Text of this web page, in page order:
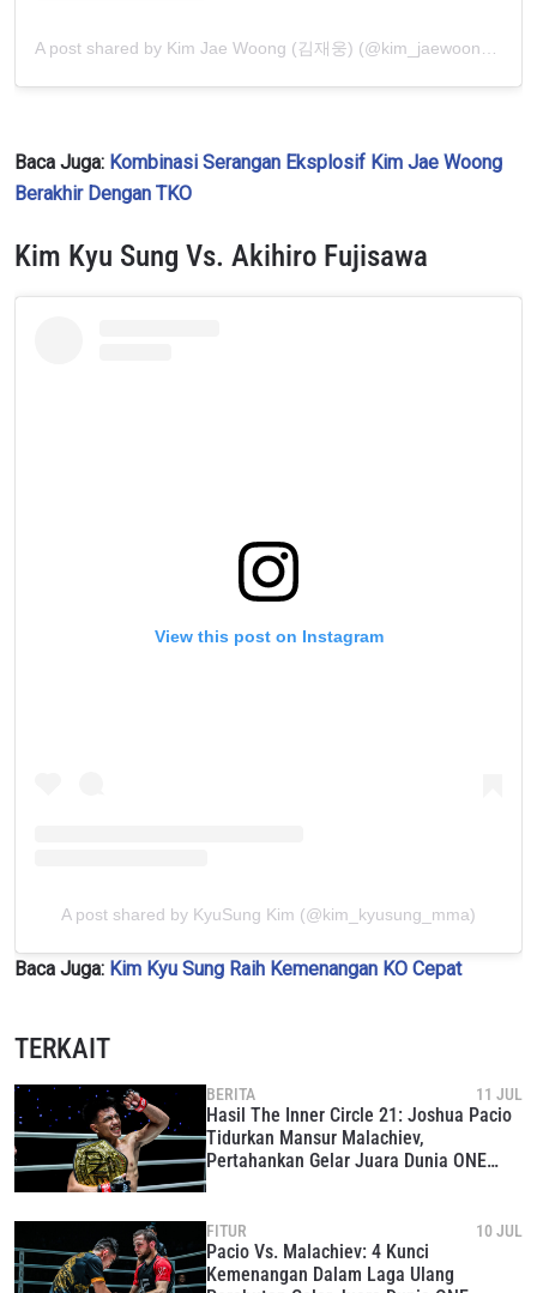
Baca Juga: Kombinasi Serangan Eksplosif Kim Jae Woong
Berakhir Dengan TKO
Kim Kyu Sung Vs. Akihiro Fujisawa
View this post on Instagram
A post shared by KyuSung Kim (@kim_kyusung_mma)
Baca Juga: Kim Kyu Sung Raih Kemenangan KO Cepat
TERKAIT
BERITA 11 JUL
Hasil The Inner Circle 21: Joshua Pacio
Tidurkan Mansur Malachiev,
Pertahankan Gelar Juara Dunia ONE
FITUR 10 JUL
Pacio Vs. Malachiev: 4 Kunci
Kemenangan Dalam Laga Ulang
Bawa ONE Championship kemana pun anda pergi!
Daftar sekarang untuk mendapat akses ke berita
terbaru, tawaran spesial, dan akses awal untuk kursi
BERLANGGANAN
Dengan mengirimkan formulir ini, anda menyetujui
anda berdasarkanKebijakan Privasikami. Anda dapat